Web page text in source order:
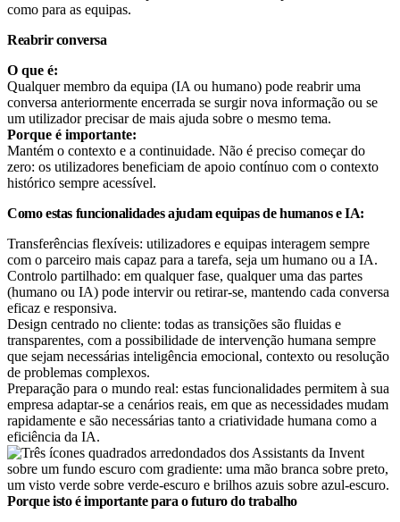
como para as equipas.
Reabrir conversa
O que é:
Qualquer membro da equipa (IA ou humano) pode reabrir uma
conversa anteriormente encerrada se surgir nova informação ou se
um utilizador precisar de mais ajuda sobre o mesmo tema.
Porque é importante:
Mantém o contexto e a continuidade. Não é preciso começar do
zero: os utilizadores beneficiam de apoio contínuo com o contexto
histórico sempre acessível.
Como estas funcionalidades ajudam equipas de humanos e IA:
Transferências flexíveis: utilizadores e equipas interagem sempre
com o parceiro mais capaz para a tarefa, seja um humano ou a IA.
Controlo partilhado: em qualquer fase, qualquer uma das partes
(humano ou IA) pode intervir ou retirar-se, mantendo cada conversa
eficaz e responsiva.
Design centrado no cliente: todas as transições são fluidas e
transparentes, com a possibilidade de intervenção humana sempre
que sejam necessárias inteligência emocional, contexto ou resolução
de problemas complexos.
Preparação para o mundo real: estas funcionalidades permitem à sua
empresa adaptar-se a cenários reais, em que as necessidades mudam
rapidamente e são necessárias tanto a criatividade humana como a
eficiência da IA.
Porque isto é importante para o futuro do trabalho